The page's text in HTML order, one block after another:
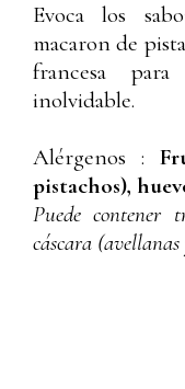
Evoca los
macaron de
francesa
inolvidable.
Alérgenos :
pistachos),
Puede contener
cáscara (avellanas